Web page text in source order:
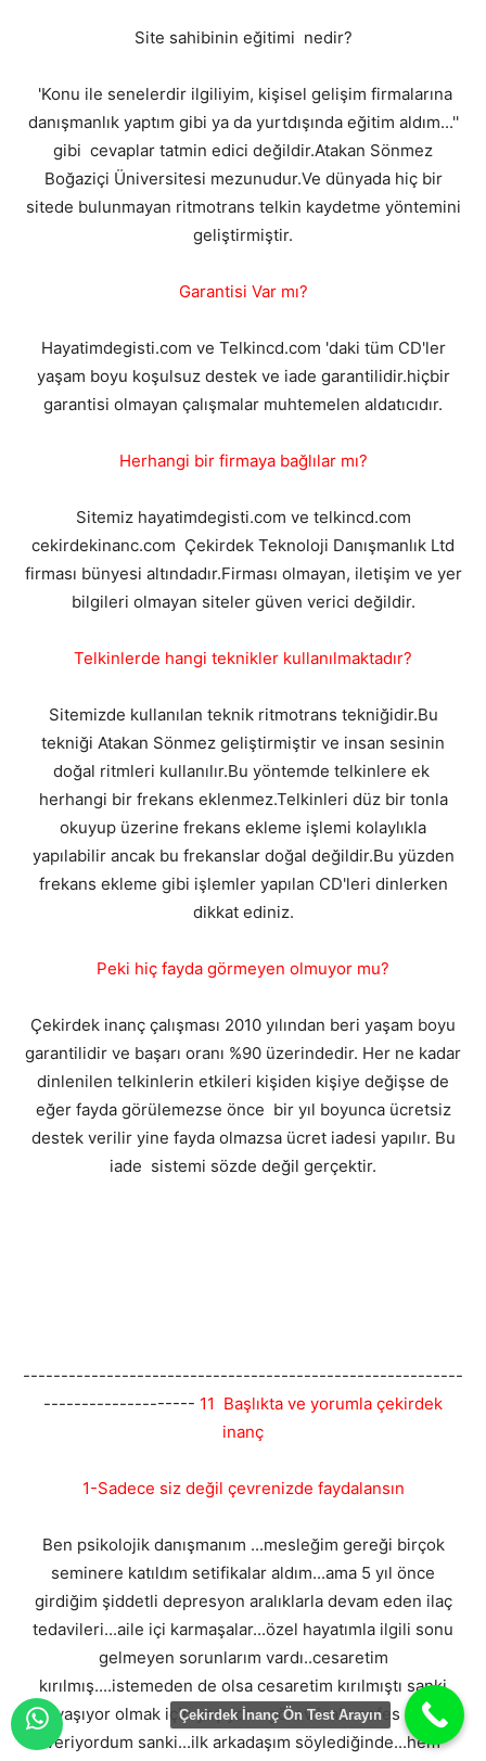
Site sahibinin eğitimi nedir?
'Konu ile senelerdir ilgiliyim, kişisel gelişim firmalarına
danışmanlık yaptım gibi ya da yurtdışında eğitim aldım...''
gibi cevaplar tatmin edici değildir.Atakan Sönmez
Boğaziçi Üniversitesi mezunudur.Ve dünyada hiç bir
sitede bulunmayan ritmotrans telkin kaydetme yöntemini
geliştirmiştir.
Garantisi Var mı?
Hayatimdegisti.com ve Telkincd.com 'daki tüm CD'ler
yaşam boyu koşulsuz destek ve iade garantilidir.hiçbir
garantisi olmayan çalışmalar muhtemelen aldatıcıdır.
Herhangi bir firmaya bağlılar mı?
Sitemiz hayatimdegisti.com ve telkincd.com
cekirdekinanc.com Çekirdek Teknoloji Danışmanlık Ltd
firması bünyesi altındadır.Firması olmayan, iletişim ve yer
bilgileri olmayan siteler güven verici değildir.
Telkinlerde hangi teknikler kullanılmaktadır?
Sitemizde kullanılan teknik ritmotrans tekniğidir.Bu
tekniği Atakan Sönmez geliştirmiştir ve insan sesinin
doğal ritmleri kullanılır.Bu yöntemde telkinlere ek
herhangi bir frekans eklenmez.Telkinleri düz bir tonla
okuyup üzerine frekans ekleme işlemi kolaylıkla
yapılabilir ancak bu frekanslar doğal değildir.Bu yüzden
frekans ekleme gibi işlemler yapılan CD'leri dinlerken
dikkat ediniz.
Peki hiç fayda görmeyen olmuyor mu?
Çekirdek inanç çalışması 2010 yılından beri yaşam boyu
garantilidir ve başarı oranı %90 üzerindedir. Her ne kadar
dinlenilen telkinlerin etkileri kişiden kişiye değişse de
eğer fayda görülemezse önce bir yıl boyunca ücretsiz
destek verilir yine fayda olmazsa ücret iadesi yapılır. Bu
iade sistemi sözde değil gerçektir.
----------------------------------------------------------
-------------------- 11 Başlıkta ve yorumla çekirdek
inanç
1-Sadece siz değil çevrenizde faydalansın
Ben psikolojik danışmanım ...mesleğim gereği birçok
seminere katıldım setifikalar aldım...ama 5 yıl önce
girdiğim şiddetli depresyon aralıklarla devam eden ilaç
tedavileri...aile içi karmaşalar...özel hayatımla ilgili sonu
gelmeyen sorunlarım vardı..cesaretim
kırılmış....istemeden de olsa cesaretim kırılmıştı sanki
yaşıyor olmak için yaşıyor....görev icabı nefes alıp
veriyordum sanki...ilk arkadaşım söylediğinde...hem
Çekirdek İnanç Ön Test Arayın